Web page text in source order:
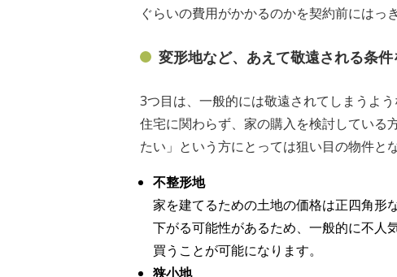
ぐらいの費用がかかるのかを契約前にはっ
変形地など、あえて敬遠される条
3つ目は、一般的には敬遠されてしまうよ
住宅に関わらず、家の購入を検討している
たい」という方にとっては狙い目の物件と
不整形地
家を建てるための土地の価格は正四角形
下がる可能性があるため、一般的に不人
買うことが可能になります。
狭小地